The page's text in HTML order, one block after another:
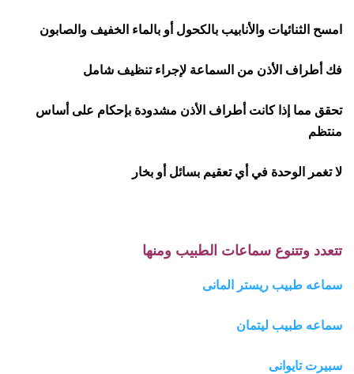
امسح الثنائيات والأنابيب بالكحول أو بالماء الخفيف والصابون
فك أطراف الأذن من السماعة لإجراء تنظيف شامل
تحقق مما إذا كانت أطراف الأذن مشدودة بإحكام على أساس
منتظم
لا تغمر الوحدة في أي تعقيم بسائل أو بخار
تتعدد وتتنوع سماعات الطبيب ومنها
سماعه طبيب ريستر المانى
سماعه طبيب ليتمان
سبيرت تايوانى